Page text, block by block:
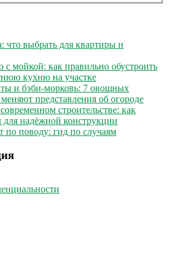
что выбрать для квартиры и
мойкой: как правильно обустроить
кухню на участке
и бэби-морковь: 7 овощных
представления об огороде
строительстве: как
для надёжной конструкции
по поводу: гид по случаям